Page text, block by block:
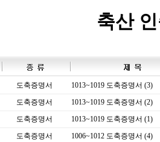
축산
도축증명서
1013~1019 도축증명서 (3)
도축증명서
1013~1019 도축증명서 (2)
도축증명서
1013~1019 도축증명서 (1)
도축증명서
1006~1012 도축증명서 (4)